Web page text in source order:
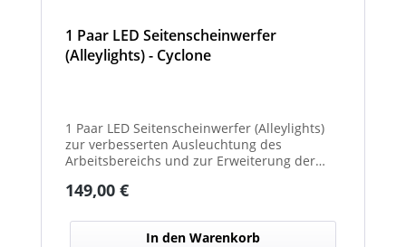
1 Paar LED Seitenscheinwerfer
(Alleylights) - Cyclone
1 Paar LED Seitenscheinwerfer (Alleylights)
zur verbesserten Ausleuchtung des
Arbeitsbereichs und zur Erweiterung der
Regulärer Preis:
149,00 €
In den Warenkorb